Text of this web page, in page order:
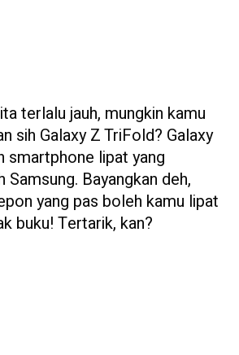
terlalu jauh, mungkin kamu
sih Galaxy Z TriFold? Galaxy
smartphone lipat yang
Samsung. Bayangkan deh,
yang pas boleh kamu lipat
buku! Tertarik, kan?